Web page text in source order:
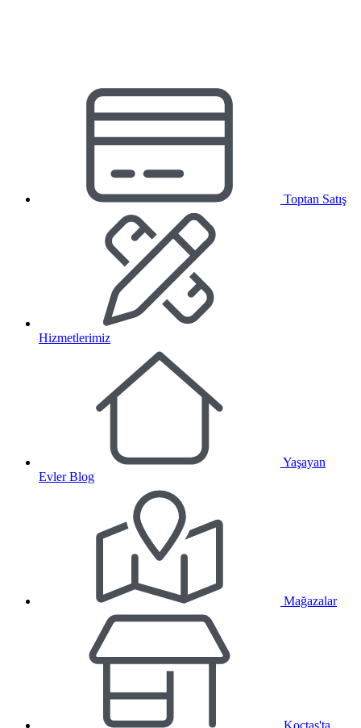
Toptan Satış
Hizmetlerimiz
Yaşayan
Evler Blog
Mağazalar
Koçtaş'ta